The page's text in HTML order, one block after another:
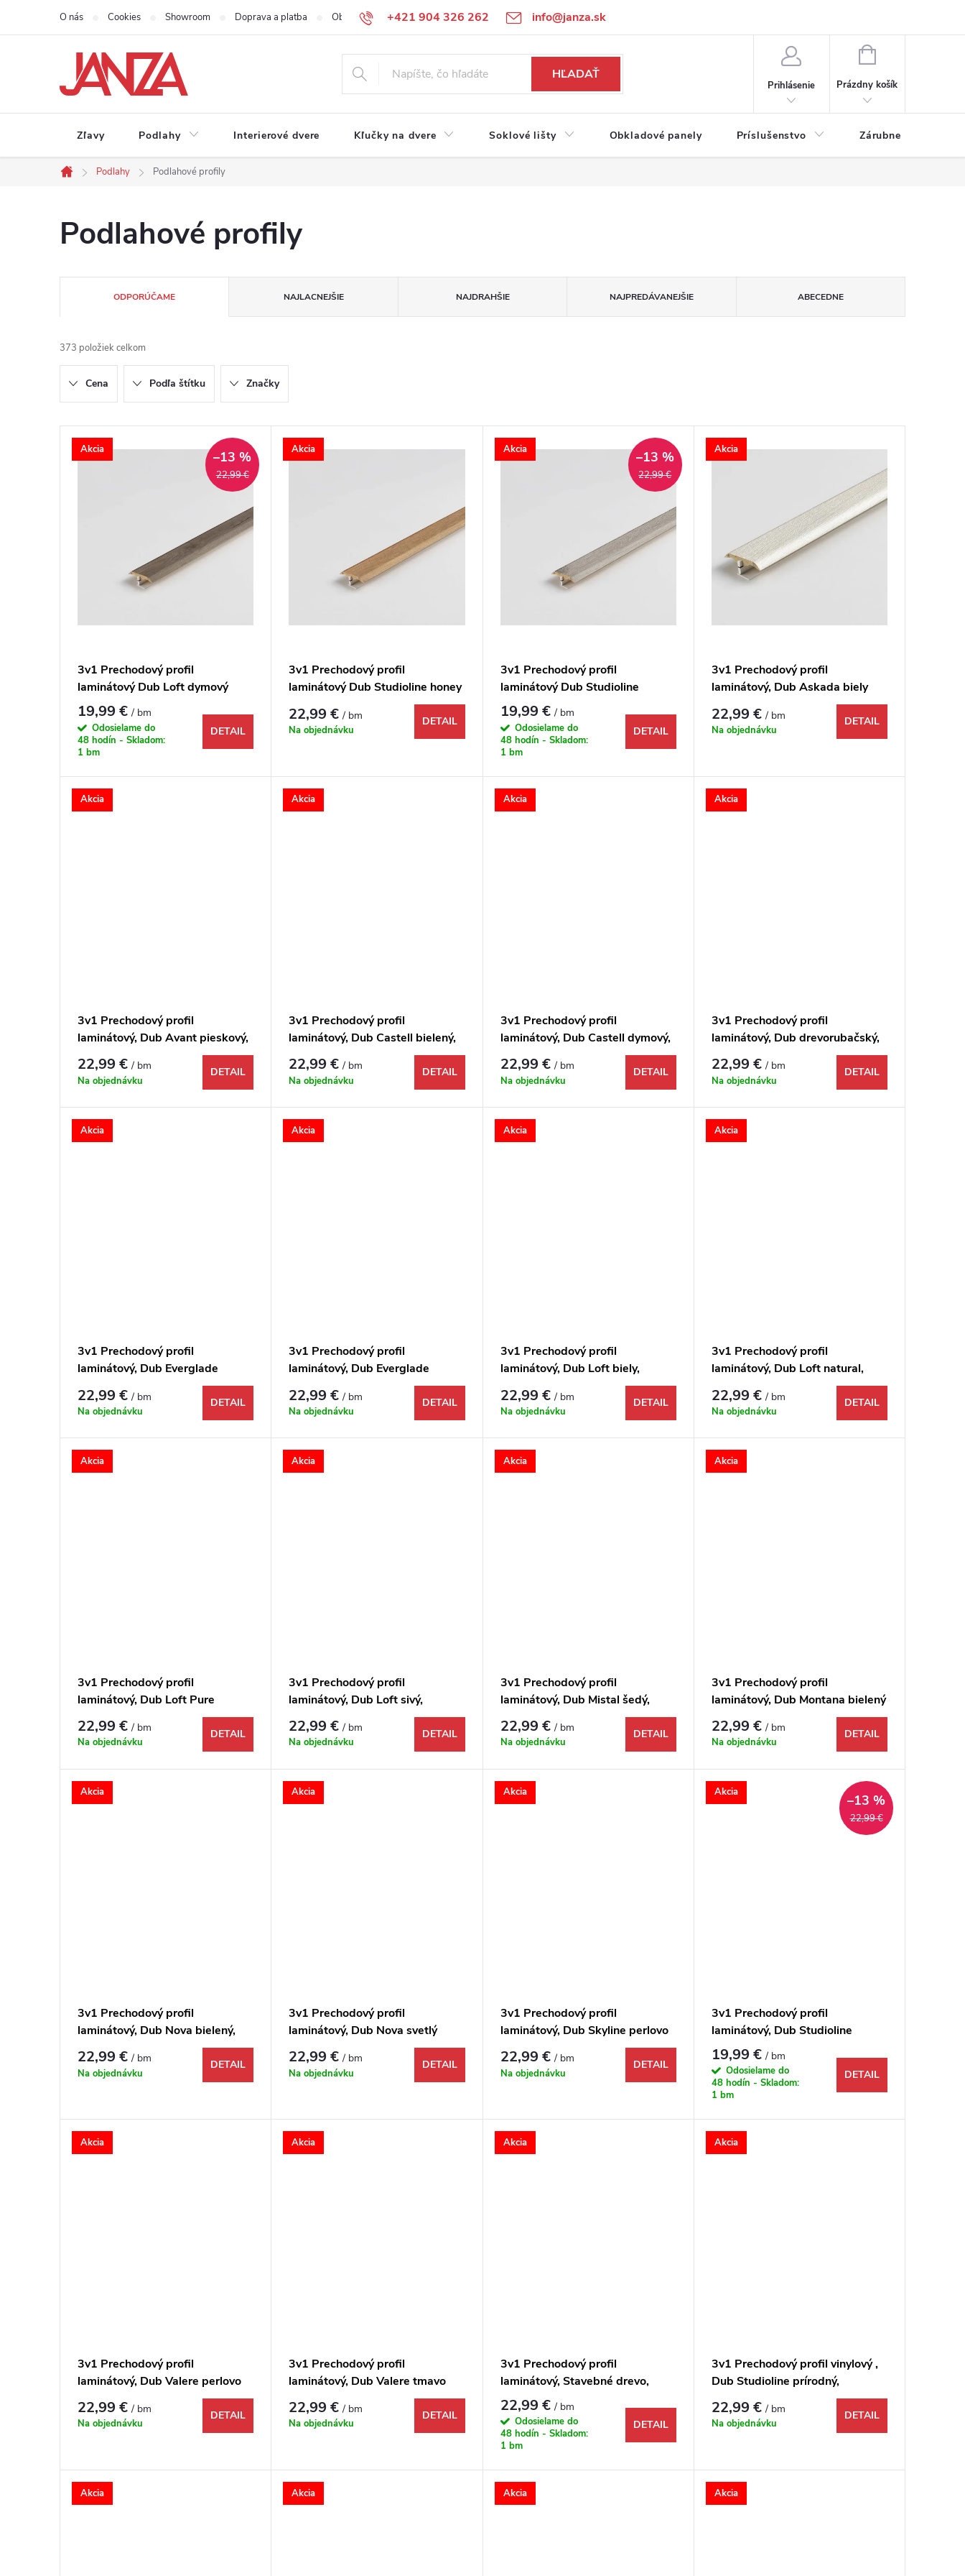
Prejsť na obsah +421 904 326 262 info@janza.sk
O nás Cookies Showroom Doprava a platba Obchodné podmienky Reklamačné podmienky Podmienky ochrany osobných údajov
HĽADAŤ
Prihlásenie
NÁKUPNÝ KOŠÍK
Prázdny košík
Zľavy Podlahy Interierové dvere Kľučky na dvere Soklové lišty Obkladové panely Príslušenstvo Zárubne
Domov
Podlahy Podlahové profily
Podlahové profily
Radenie produktov
ODPORÚČAME NAJLACNEJŠIE NAJDRAHŠIE NAJPREDÁVANEJŠIE ABECEDNE
373 položiek celkom
Cena Podľa štítku Značky
Výpis produktov
Akcia
22,99 €
–13 %
3v1 Prechodový profil
laminátový Dub Loft dymový
biely oiled 1744798 1000x48x9
mm
19,99 €/ bm
Odosielame do
48 hodín - Skladom:
1 bm
DETAIL
Akcia
3v1 Prechodový profil
laminátový Dub Studioline honey
1744796 1000x48x9 mm
22,99 €/ bm
Na objednávku
DETAIL
Akcia
22,99 €
–13 %
3v1 Prechodový profil
laminátový Dub Studioline
svetlošedý 1744795 1000x48x9
mm
19,99 €/ bm
Odosielame do
48 hodín - Skladom:
1 bm
DETAIL
Akcia
3v1 Prechodový profil
laminátový, Dub Askada biely
bielený, 1731955, 1000x48x9
mm
22,99 €/ bm
Na objednávku
DETAIL
Akcia
3v1 Prechodový profil
laminátový, Dub Avant pieskový,
1731957, 1000x48x9 mm
22,99 €/ bm
Na objednávku
DETAIL
Akcia
3v1 Prechodový profil
laminátový, Dub Castell bielený,
1731949, 1000x48x9 mm
22,99 €/ bm
Na objednávku
DETAIL
Akcia
3v1 Prechodový profil
laminátový, Dub Castell dymový,
1732156, 1000x48x9 mm
22,99 €/ bm
Na objednávku
DETAIL
Akcia
3v1 Prechodový profil
laminátový, Dub drevorubačský,
1731950, 1000x48x9 mm
22,99 €/ bm
Na objednávku
DETAIL
Akcia
3v1 Prechodový profil
laminátový, Dub Everglade
antický, 1748995, 1000x48x9
mm
22,99 €/ bm
Na objednávku
DETAIL
Akcia
3v1 Prechodový profil
laminátový, Dub Everglade
prírodný, 1748994, 1000x48x9
mm
22,99 €/ bm
Na objednávku
DETAIL
Akcia
3v1 Prechodový profil
laminátový, Dub Loft biely,
1732159, 1000x48x9 mm
22,99 €/ bm
Na objednávku
DETAIL
Akcia
3v1 Prechodový profil
laminátový, Dub Loft natural,
1732157, 1000x48x9 mm
22,99 €/ bm
Na objednávku
DETAIL
Akcia
3v1 Prechodový profil
laminátový, Dub Loft Pure
1744797 1000x48x9 mm
22,99 €/ bm
Na objednávku
DETAIL
Akcia
3v1 Prechodový profil
laminátový, Dub Loft sivý,
1732158, 1000x48x9 mm
22,99 €/ bm
Na objednávku
DETAIL
Akcia
3v1 Prechodový profil
laminátový, Dub Mistal šedý,
1731958, 1000x48x9 mm
22,99 €/ bm
Na objednávku
DETAIL
Akcia
3v1 Prechodový profil
laminátový, Dub Montana bielený
1731952, 1000x48x9 mm
22,99 €/ bm
Na objednávku
DETAIL
Akcia
3v1 Prechodový profil
laminátový, Dub Nova bielený,
1731953, 1000x48x9 mm
22,99 €/ bm
Na objednávku
DETAIL
Akcia
3v1 Prechodový profil
laminátový, Dub Nova svetlý
bielený, 1731954, 1000x48x9
mm
22,99 €/ bm
Na objednávku
DETAIL
Akcia
3v1 Prechodový profil
laminátový, Dub Skyline perlovo
šedý, 1731980, 1000x48x9 mm
22,99 €/ bm
Na objednávku
DETAIL
Akcia
22,99 €
–13 %
3v1 Prechodový profil
laminátový, Dub Studioline
prírodný, 1731976, 1000x48x9
mm
19,99 €/ bm
Odosielame do
48 hodín - Skladom:
1 bm
DETAIL
Akcia
3v1 Prechodový profil
laminátový, Dub Valere perlovo
šedý bielený, 1731956,
1000x48x9 mm
22,99 €/ bm
Na objednávku
DETAIL
Akcia
3v1 Prechodový profil
laminátový, Dub Valere tmavo
bielený, 1731951, 1000x48x9
mm
22,99 €/ bm
Na objednávku
DETAIL
Akcia
3v1 Prechodový profil
laminátový, Stavebné drevo,
1731959, 1000x48x9 mm
22,99 €/ bm
Odosielame do
48 hodín - Skladom:
1 bm
DETAIL
Akcia
3v1 Prechodový profil vinylový ,
Dub Studioline prírodný,
1731891, 1000x48x9 mm
22,99 €/ bm
Na objednávku
DETAIL
Akcia Akcia Akcia Akcia